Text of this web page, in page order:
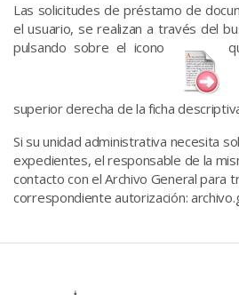
Las solicitudes de préstamo de
el usuario, se realizan a través del
pulsando sobre el icono
superior derecha de la ficha
Si su unidad administrativa necesita
expedientes, el responsable de la
contacto con el Archivo General para
correspondiente autorización: